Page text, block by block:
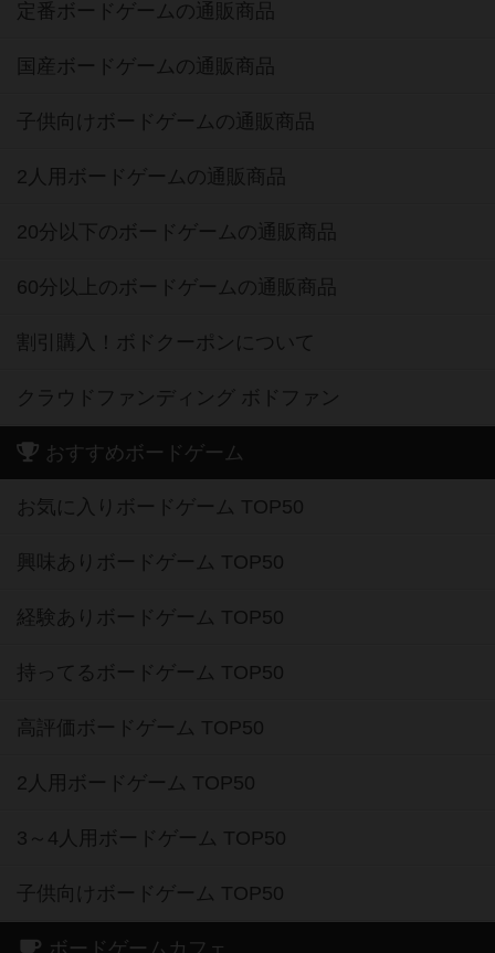
定番ボードゲームの通販商品
国産ボードゲームの通販商品
子供向けボードゲームの通販商品
2人用ボードゲームの通販商品
20分以下のボードゲームの通販商品
60分以上のボードゲームの通販商品
割引購入！ボドクーポンについて
クラウドファンディング ボドファン
おすすめボードゲーム
お気に入りボードゲーム TOP50
興味ありボードゲーム TOP50
経験ありボードゲーム TOP50
持ってるボードゲーム TOP50
高評価ボードゲーム TOP50
2人用ボードゲーム TOP50
3～4人用ボードゲーム TOP50
子供向けボードゲーム TOP50